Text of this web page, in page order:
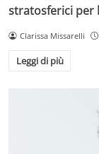
stratosferici per
Clarissa Missarelli
Leggi di più